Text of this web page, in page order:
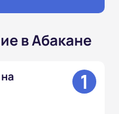
в Абакане
1